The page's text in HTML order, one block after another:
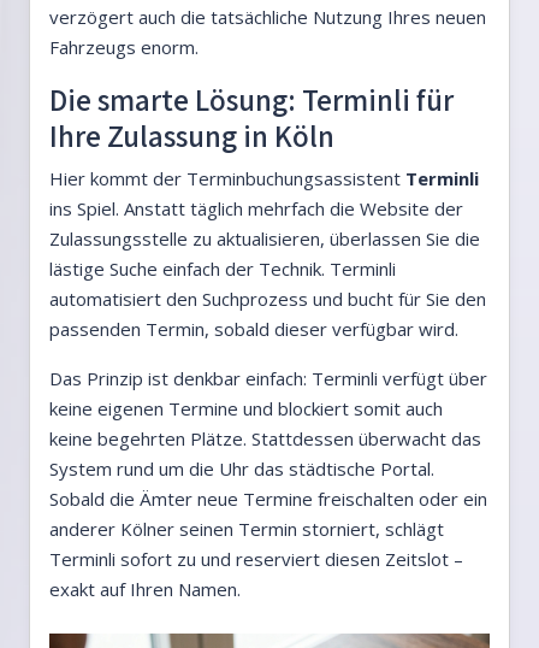
verzögert auch die tatsächliche Nutzung Ihres neuen
Fahrzeugs enorm.
Die smarte Lösung: Terminli für
Ihre Zulassung in Köln
Hier kommt der Terminbuchungsassistent Terminli
ins Spiel. Anstatt täglich mehrfach die Website der
Zulassungsstelle zu aktualisieren, überlassen Sie die
lästige Suche einfach der Technik. Terminli
automatisiert den Suchprozess und bucht für Sie den
passenden Termin, sobald dieser verfügbar wird.
Das Prinzip ist denkbar einfach: Terminli verfügt über
keine eigenen Termine und blockiert somit auch
keine begehrten Plätze. Stattdessen überwacht das
System rund um die Uhr das städtische Portal.
Sobald die Ämter neue Termine freischalten oder ein
anderer Kölner seinen Termin storniert, schlägt
Terminli sofort zu und reserviert diesen Zeitslot –
exakt auf Ihren Namen.